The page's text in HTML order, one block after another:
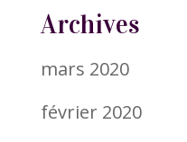
Archives
mars 2020
février 2020